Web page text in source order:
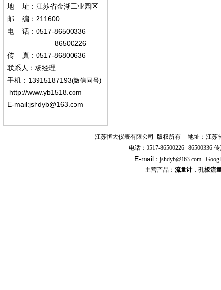
地
址：江苏省金湖工业园区
邮
编： 211600
电 话： 0517-86500336
86500226
传 真： 0517-86800636
联系人：杨经理
手机 ： 13915187193(微信同号)
http://www.yb1518.com
E-mail:jshdyb@163.com
江苏恒大仪表有限公司 版权所有
地址：江苏
电话： 0517-86500226 86500336 传
E-mail ： jshdyb@163.com
主营产品： 流量计， 孔板流